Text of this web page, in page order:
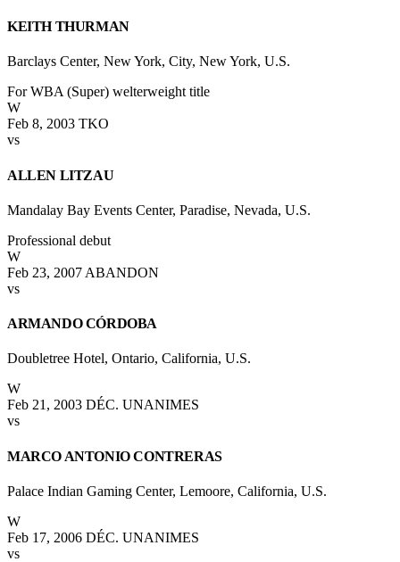
KEITH THURMAN
Barclays Center, New York, City, New York, U.S.
For WBA (Super) welterweight title
W
Feb 8, 2003 TKO
vs
ALLEN LITZAU
Mandalay Bay Events Center, Paradise, Nevada, U.S.
Professional debut
W
Feb 23, 2007 ABANDON
vs
ARMANDO CÓRDOBA
Doubletree Hotel, Ontario, California, U.S.
W
Feb 21, 2003 DÉC. UNANIMES
vs
MARCO ANTONIO CONTRERAS
Palace Indian Gaming Center, Lemoore, California, U.S.
W
Feb 17, 2006 DÉC. UNANIMES
vs